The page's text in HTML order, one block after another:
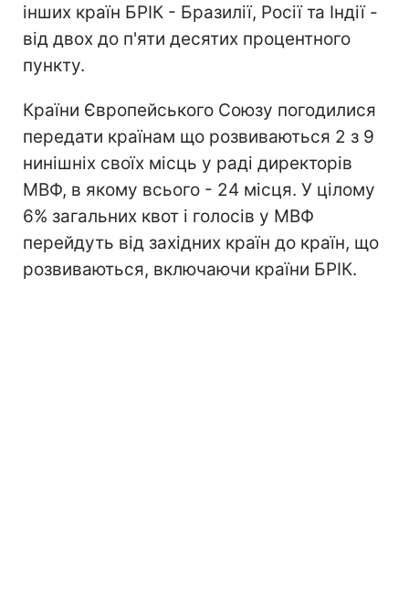
інших країн БРІК - Бразилії, Росії та Індії -
від двох до п'яти десятих процентного
пункту.
Країни Європейського Союзу погодилися
передати країнам що розвиваються 2 з 9
нинішніх своїх місць у раді директорів
МВФ, в якому всього - 24 місця. У цілому
6% загальних квот і голосів у МВФ
перейдуть від західних країн до країн, що
розвиваються, включаючи країни БРІК.